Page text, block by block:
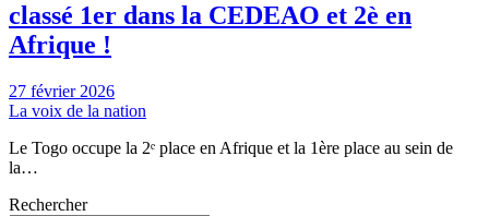
classé 1er dans la CEDEAO et 2è en
Afrique !
27 février 2026
La voix de la nation
Le Togo occupe la 2ᵉ place en Afrique et la 1ère place au sein de
la…
Rechercher